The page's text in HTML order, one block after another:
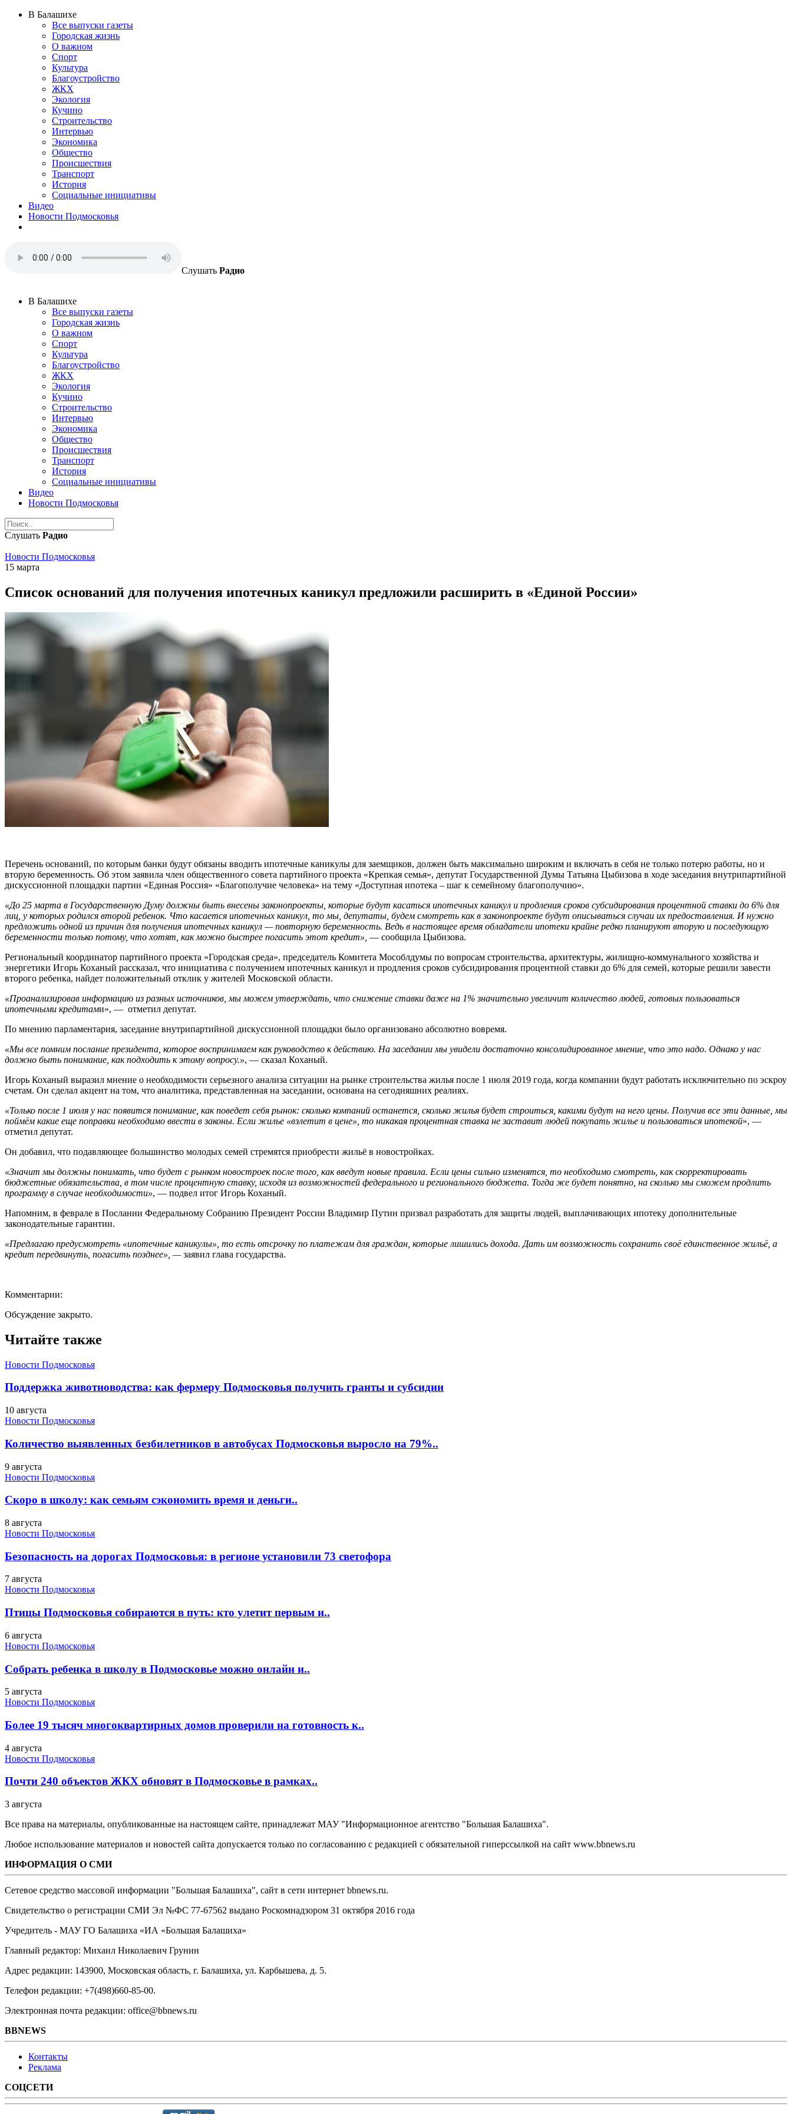
В Балашихе
Все выпуски газеты
Городская жизнь
О важном
Спорт
Культура
Благоустройство
ЖКХ
Экология
Кучино
Строительство
Интервью
Экономика
Общество
Происшествия
Транспорт
История
Социальные инициативы
Видео
Новости Подмосковья
Слушать Радио
В Балашихе
Все выпуски газеты
Городская жизнь
О важном
Спорт
Культура
Благоустройство
ЖКХ
Экология
Кучино
Строительство
Интервью
Экономика
Общество
Происшествия
Транспорт
История
Социальные инициативы
Видео
Новости Подмосковья
Слушать Радио
Новости Подмосковья
15 марта
Список оснований для получения ипотечных каникул предложили расширить в «Единой России»
Перечень оснований, по которым банки будут обязаны вводить ипотечные каникулы для заемщиков, должен быть максимально широким и включать в себя не только потерю работы, но и
вторую беременность. Об этом заявила член общественного совета партийного проекта «Крепкая семья», депутат Государственной Думы Татьяна Цыбизова в ходе заседания внутрипартийной
дискуссионной площадки партии «Единая Россия» «Благополучие человека» на тему «Доступная ипотека – шаг к семейному благополучию».
«До 25 марта в Государственную Думу должны быть внесены законопроекты, которые будут касаться ипотечных каникул и продления сроков субсидирования процентной ставки до 6% для
лиц, у которых родился второй ребенок. Что касается ипотечных каникул, то мы, депутаты, будем смотреть как в законопроекте будут описываться случаи их предоставления. И нужно
предложить одной из причин для получения ипотечных каникул — повторную беременность. Ведь в настоящее время обладатели ипотеки крайне редко планируют вторую и последующую
беременности только потому, что хотят, как можно быстрее погасить этот кредит», — сообщила Цыбизова.
Региональный координатор партийного проекта «Городская среда», председатель Комитета Мособлдумы по вопросам строительства, архитектуры, жилищно-коммунального хозяйства и
энергетики Игорь Коханый рассказал, что инициатива с получением ипотечных каникул и продления сроков субсидирования процентной ставки до 6% для семей, которые решили завести
второго ребенка, найдет положительный отклик у жителей Московской области.
«Проанализировав информацию из разных источников, мы можем утверждать, что снижение ставки даже на 1% значительно увеличит количество людей, готовых пользоваться
ипотечными кредитами», — отметил депутат.
По мнению парламентария, заседание внутрипартийной дискуссионной площадки было организовано абсолютно вовремя.
«Мы все помним послание президента, которое воспринимаем как руководство к действию. На заседании мы увидели достаточно консолидированное мнение, что это надо. Однако у нас
должно быть понимание, как подходить к этому вопросу.», — сказал Коханый.
Игорь Коханый выразил мнение о необходимости серьезного анализа ситуации на рынке строительства жилья после 1 июля 2019 года, когда компании будут работать исключительно по эскроу
счетам. Он сделал акцент на том, что аналитика, представленная на заседании, основана на сегодняшних реалиях.
«Только после 1 июля у нас появится понимание, как поведет себя рынок: сколько компаний останется, сколько жилья будет строиться, какими будут на него цены. Получив все эти данные, мы
поймём какие еще поправки необходимо ввести в законы. Если жилье «взлетит в цене», то никакая процентная ставка не заставит людей покупать жилье и пользоваться ипотекой», —
отметил депутат.
Он добавил, что подавляющее большинство молодых семей стремятся приобрести жильё в новостройках.
«Значит мы должны понимать, что будет с рынком новостроек после того, как введут новые правила. Если цены сильно изменятся, то необходимо смотреть, как скорректировать
бюджетные обязательства, в том числе процентную ставку, исходя из возможностей федерального и регионального бюджета. Тогда же будет понятно, на сколько мы сможем продлить
программу в случае необходимости», — подвел итог Игорь Коханый.
Напомним, в феврале в Послании Федеральному Собранию Президент России Владимир Путин призвал разработать для защиты людей, выплачивающих ипотеку дополнительные
законодательные гарантии.
«Предлагаю предусмотреть «ипотечные каникулы», то есть отсрочку по платежам для граждан, которые лишились дохода. Дать им возможность сохранить своё единственное жильё, а
кредит передвинуть, погасить позднее», —заявил глава государства.
Комментарии:
Обсуждение закрыто.
Читайте также
Новости Подмосковья
Поддержка животноводства: как фермеру Подмосковья получить гранты и субсидии
10 августа
Новости Подмосковья
Количество выявленных безбилетников в автобусах Подмосковья выросло на 79%..
9 августа
Новости Подмосковья
Скоро в школу: как семьям сэкономить время и деньги..
8 августа
Новости Подмосковья
Безопасность на дорогах Подмосковья: в регионе установили 73 светофора
7 августа
Новости Подмосковья
Птицы Подмосковья собираются в путь: кто улетит первым и..
6 августа
Новости Подмосковья
Собрать ребенка в школу в Подмосковье можно онлайн и..
5 августа
Новости Подмосковья
Более 19 тысяч многоквартирных домов проверили на готовность к..
4 августа
Новости Подмосковья
Почти 240 объектов ЖКХ обновят в Подмосковье в рамках..
3 августа
Все права на материалы, опубликованные на настоящем сайте, принадлежат МАУ "Информационное агентство "Большая Балашиха".
Любое использование материалов и новостей сайта допускается только по согласованию с редакцией с обязательной гиперссылкой на сайт www.bbnews.ru
ИНФОРМАЦИЯ О СМИ
Сетевое средство массовой информации "Большая Балашиха", сайт в сети интернет bbnews.ru.
Свидетельство о регистрации СМИ Эл №ФС ‎77-67562 выдано Роскомнадзором 31 октября 2016 года
Учредитель - МАУ ГО Балашиха «ИА «Большая Балашиха»
Главный редактор: Михаил Николаевич Грунин
Адрес редакции: 143900, Московская область, г. Балашиха, ул. Карбышева, д. 5.
Телефон редакции: +7(498)660-85-00.
Электронная почта редакции: office@bbnews.ru
BBNEWS
Контакты
Реклама
СОЦСЕТИ